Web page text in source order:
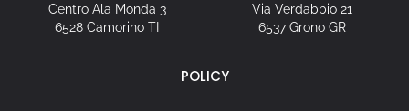
Centro Ala Monda 3
6528 Camorino TI
Via Verdabbio 21
6537 Grono GR
POLICY